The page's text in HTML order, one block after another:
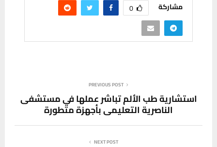
مشاركة 0
PREVIOUS POST
استشارية طب الألم تباشر عملها في مستشفى
الناصرية التعليمي بأجهزة متطورة
NEXT POST